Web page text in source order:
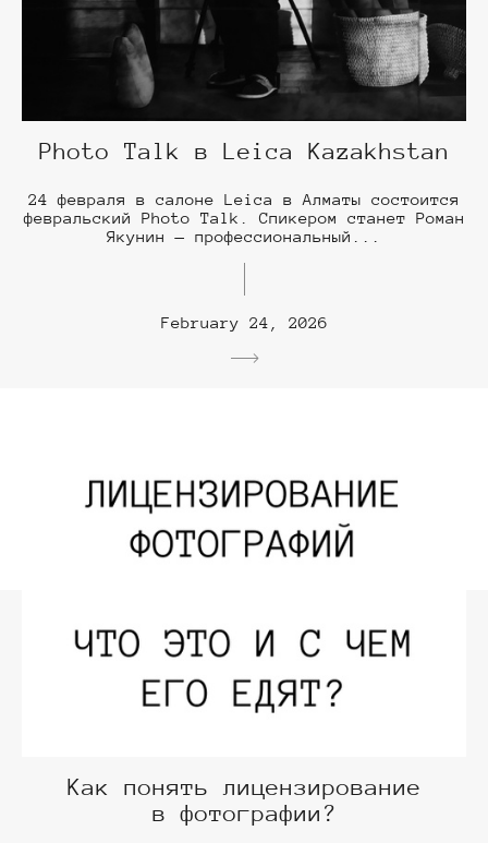
Photo Talk в Leica Kazakhstan
24 февраля в салоне Leica в Алматы состоится
февральский Photo Talk. Спикером станет Роман
Якунин — профессиональный...
February 24, 2026
Как понять лицензирование
в фотографии?